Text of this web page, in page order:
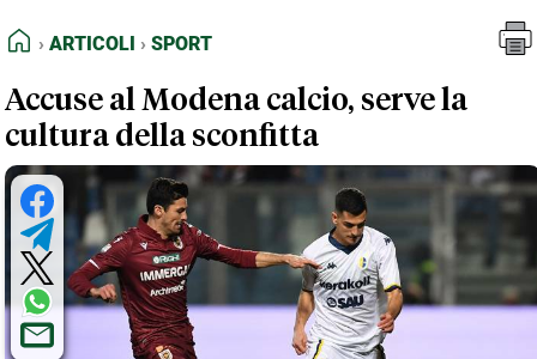
FEED RSS
NORMATIVE DEONTOLOGICHE
TERMINI e CONDIZIONI
HOME
ARTICOLI SPORT
Accuse al Modena calcio, serve la
cultura della sconfitta